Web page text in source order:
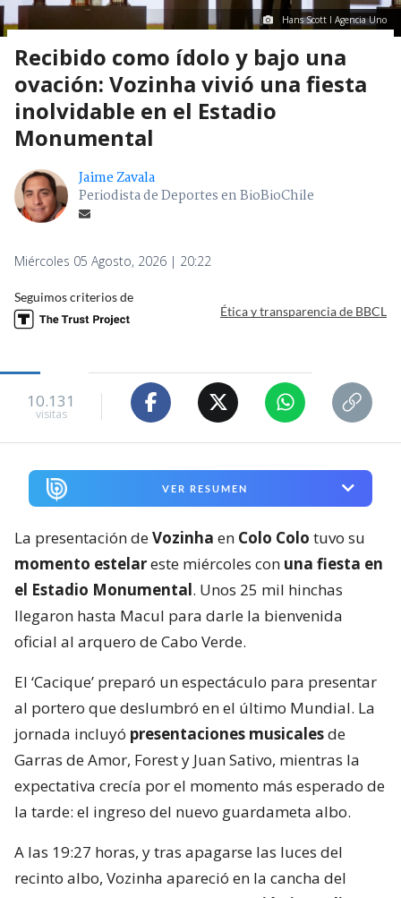
Hans Scott I Agencia Uno
Recibido como ídolo y bajo una
ovación: Vozinha vivió una fiesta
inolvidable en el Estadio
Monumental
Jaime Zavala
Periodista de Deportes en BioBioChile
Miércoles 05 Agosto, 2026 | 20:22
Seguimos criterios de
Ética y transparencia de BBCL
10.131
visitas
VER RESUMEN
La presentación deVozinha en Colo Colo tuvo su
momento estelareste miércoles con una fiesta en
el Estadio Monumental. Unos 25 mil hinchas
llegaron hasta Macul para darle la bienvenida
oficial al arquero de Cabo Verde.
El ‘Cacique’ preparó un espectáculo para presentar
al portero que deslumbró en el último Mundial. La
jornada incluyó presentaciones musicalesde
Garras de Amor, Forest y Juan Sativo, mientras la
expectativa crecía por el momento más esperado de
la tarde: el ingreso del nuevo guardameta albo.
A las 19:27 horas, y tras apagarse las luces del
recinto albo, Vozinha apareció en la cancha del